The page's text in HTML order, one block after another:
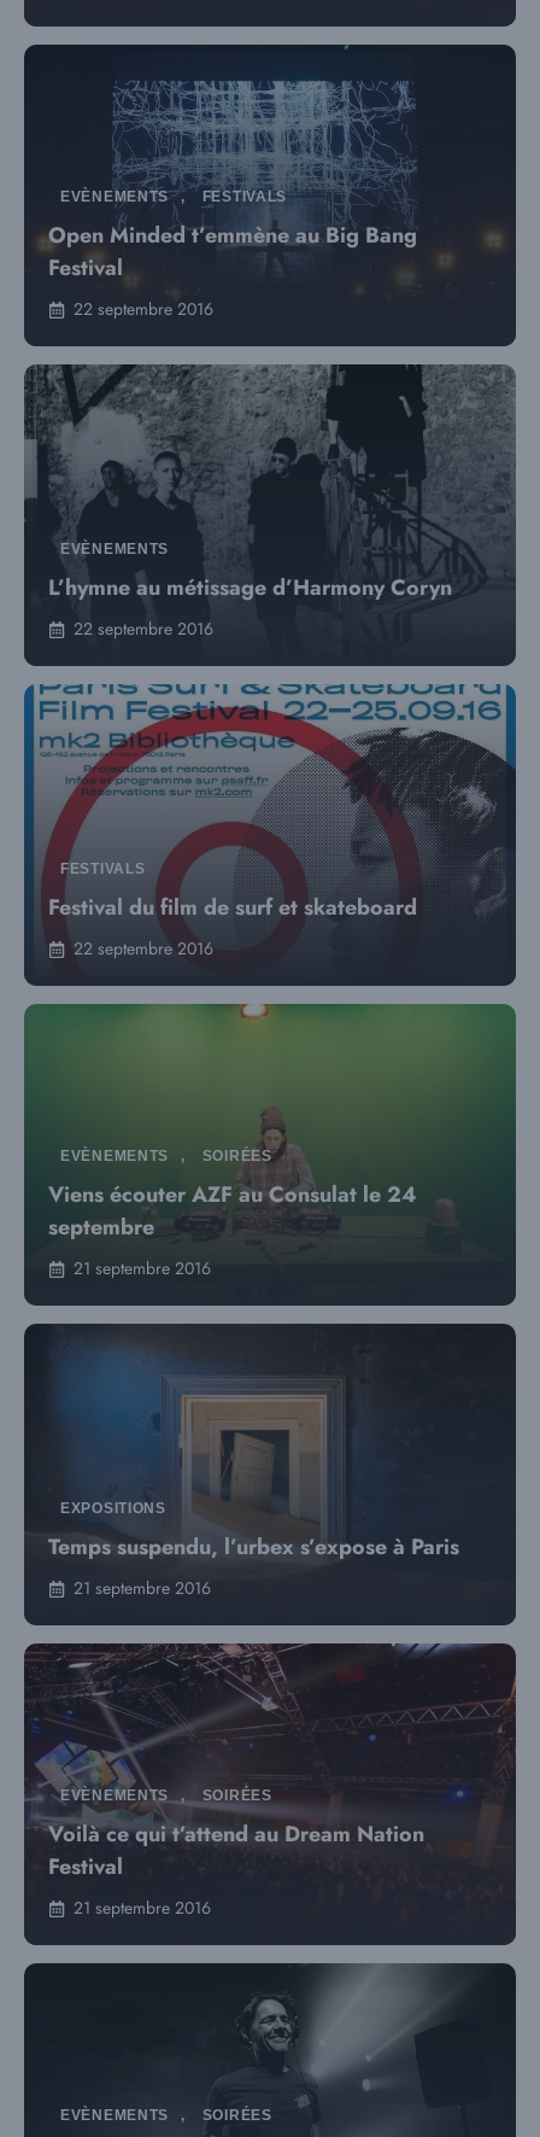
EVÈNEMENTS , FESTIVALS
Open Minded t’emmène au Big Bang
Festival
22 septembre 2016
EVÈNEMENTS
L’hymne au métissage d’Harmony Coryn
22 septembre 2016
FESTIVALS
Festival du film de surf et skateboard
22 septembre 2016
EVÈNEMENTS , SOIRÉES
Viens écouter AZF au Consulat le 24
septembre
21 septembre 2016
EXPOSITIONS
Temps suspendu, l’urbex s’expose à Paris
21 septembre 2016
EVÈNEMENTS , SOIRÉES
Voilà ce qui t’attend au Dream Nation
Festival
21 septembre 2016
EVÈNEMENTS , SOIRÉES